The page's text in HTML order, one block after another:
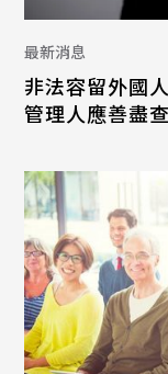
最新消息
非法容留外國
管理人應善盡